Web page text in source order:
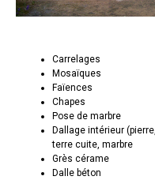
Carrelages
Mosaïques
Faïences
Chapes
Pose de marbre
Dallage intérieur (pierre,
terre cuite, marbre
Grès cérame
Dalle béton